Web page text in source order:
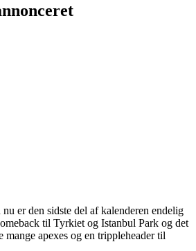
er den sidste del af kalenderen endelig
til Tyrkiet og Istanbul Park og det
mange apexes og en trippleheader til